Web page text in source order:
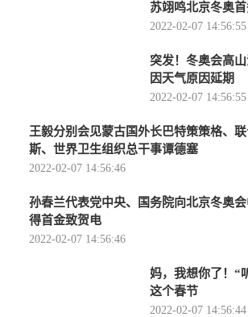
苏翊鸣北京冬奥
2022-02-07 14:56:55
突发！冬奥会高
因天气原因延期
2022-02-07 14:56:55
王毅分别会见蒙古国外长巴特策策格、
斯、世界卫生组织总干事谭德塞
2022-02-07 14:56:46
孙春兰代表党中央、国务院向北京冬奥
得首金致贺电
2022-02-07 14:56:46
妈，我想你了！“
这个春节
2022-02-07 14:56:44